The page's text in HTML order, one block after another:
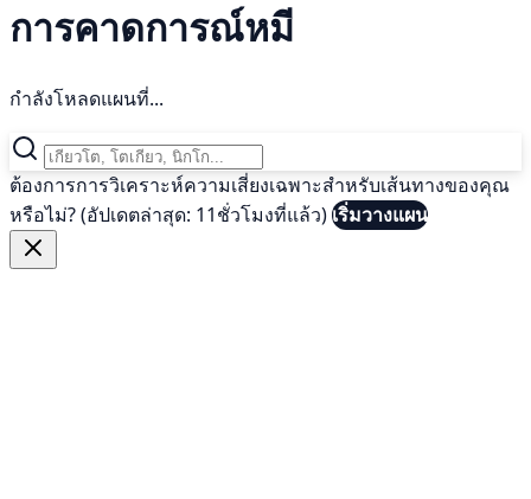
การคาดการณ์หมี
กำลังโหลดแผนที่...
ต้องการการวิเคราะห์ความเสี่ยงเฉพาะสำหรับเส้นทางของคุณ
หรือไม่? (อัปเดตล่าสุด: 11ชั่วโมงที่แล้ว)เริ่มวางแผน